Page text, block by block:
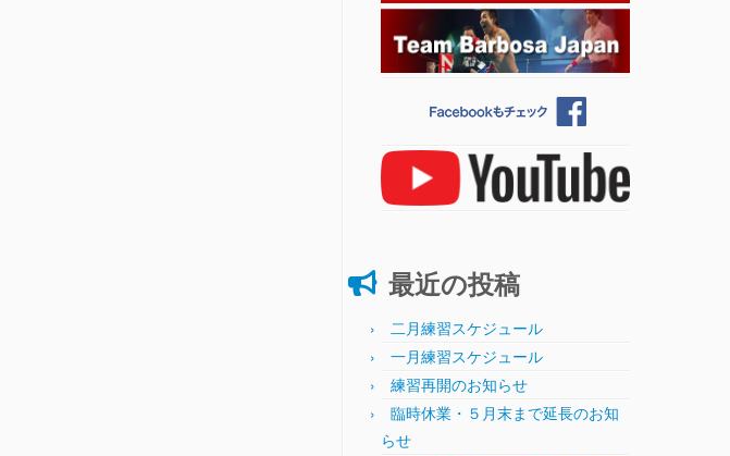
最近の投稿
二月練習スケジュール
一月練習スケジュール
練習再開のお知らせ
臨時休業・５月末まで延長のお知
らせ